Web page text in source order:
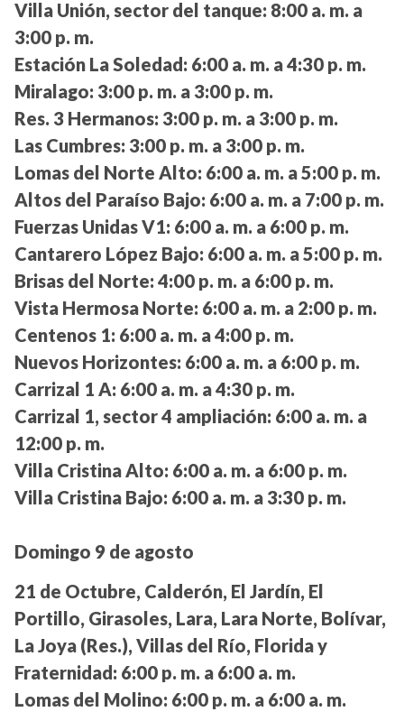
Villa Unión, sector del tanque: 8:00 a. m. a
3:00 p. m.
Estación La Soledad: 6:00 a. m. a 4:30 p. m.
Miralago: 3:00 p. m. a 3:00 p. m.
Res. 3 Hermanos: 3:00 p. m. a 3:00 p. m.
Las Cumbres: 3:00 p. m. a 3:00 p. m.
Lomas del Norte Alto: 6:00 a. m. a 5:00 p. m.
Altos del Paraíso Bajo: 6:00 a. m. a 7:00 p. m.
Fuerzas Unidas V1: 6:00 a. m. a 6:00 p. m.
Cantarero López Bajo: 6:00 a. m. a 5:00 p. m.
Brisas del Norte: 4:00 p. m. a 6:00 p. m.
Vista Hermosa Norte: 6:00 a. m. a 2:00 p. m.
Centenos 1: 6:00 a. m. a 4:00 p. m.
Nuevos Horizontes: 6:00 a. m. a 6:00 p. m.
Carrizal 1 A: 6:00 a. m. a 4:30 p. m.
Carrizal 1, sector 4 ampliación: 6:00 a. m. a
12:00 p. m.
Villa Cristina Alto: 6:00 a. m. a 6:00 p. m.
Villa Cristina Bajo: 6:00 a. m. a 3:30 p. m.
Domingo 9 de agosto
21 de Octubre, Calderón, El Jardín, El
Portillo, Girasoles, Lara, Lara Norte, Bolívar,
La Joya (Res.), Villas del Río, Florida y
Fraternidad: 6:00 p. m. a 6:00 a. m.
Lomas del Molino: 6:00 p. m. a 6:00 a. m.